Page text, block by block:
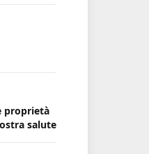
proprietà
salute